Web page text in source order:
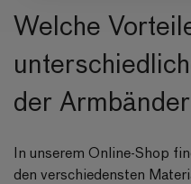
Welche
der
In unserem Online-Shop
den verschiedensten